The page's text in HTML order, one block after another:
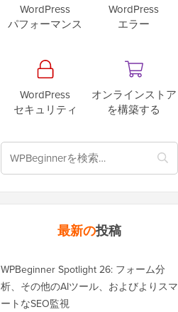
WordPress
パフォーマンス
WordPress
エラー
WordPress
セキュリティ
オンラインストア
を構築する
最新の投稿
WPBeginner Spotlight 26: フォーム分
析、その他のAIツール、およびよりスマ
ートなSEO監視